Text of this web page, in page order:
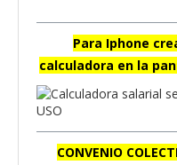
Para Iphone
calculadora en la
CONVENIO